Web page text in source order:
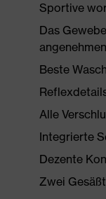
Sportive
Das
Beste
Alle
Integrierte
Dezente
Zwei